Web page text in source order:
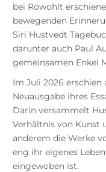
bei Rowohlt
bewegenden
Siri Hustvedt
darunter auch Paul
gemeinsamen Enkel
Im Juli 2026 erschien
Neuausgabe ihres
Darin versammelt
Verhältnis von Kunst
anderem die Werke
eng ihr eigenes
eingewoben ist.